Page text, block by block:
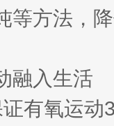
等方法，
融入生活
有氧运